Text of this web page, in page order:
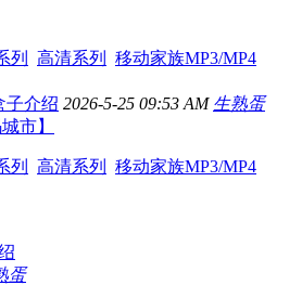
列 高清系列
移动家族MP3/MP4
子介绍 2026-5-25 09:53 AM 生熟蛋
市】
列 高清系列 移动家族MP3/MP4
蛋